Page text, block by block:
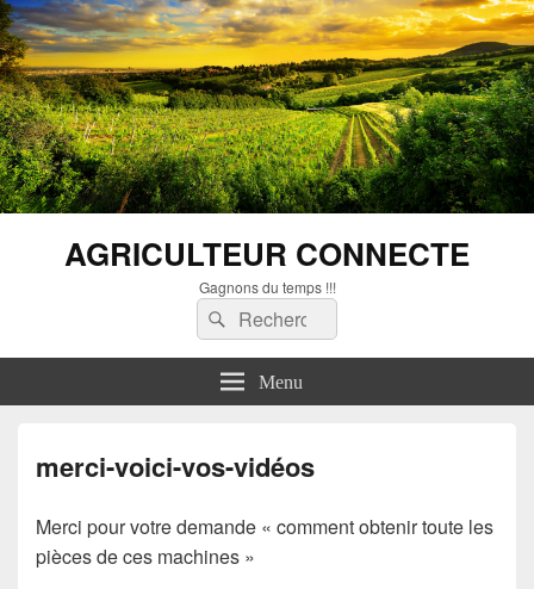
AGRICULTEUR CONNECTE
Gagnons du temps !!!
Recherche :
Rechercher
Menu
merci-voici-vos-vidéos
Merci pour votre demande « comment obtenir toute les
pièces de ces machines »